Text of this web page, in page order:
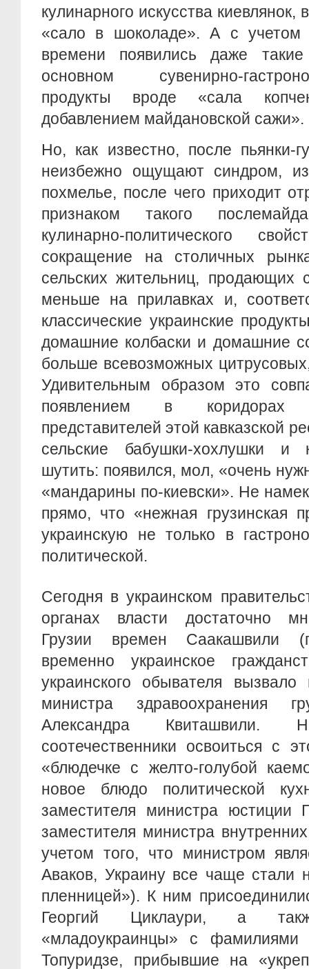
кулинарного искусства
«сало в шоколаде». А с учетом
времени появились даже
основном сувенирно-
продукты вроде «сала
добавлением майдановской сажи».
Но, как известно, после пьянки-
неизбежно ощущают синдром,
похмелье, после чего приходит
признаком такого
кулинарно-политического
сокращение на столичных
сельских жительниц, продающих
меньше на прилавках и,
классические украинские
домашние колбаски и домашние
больше всевозможных
Удивительным образом это
появлением в коридорах
представителей этой кавказской
сельские бабушки-хохлушки и
шутить: появился, мол, «очень
«мандарины по-киевски». Не
прямо, что «нежная грузинская
украинскую не только в
политической.
Сегодня в украинском
органах власти достаточно
Грузии времен Саакашвили
временно украинское
украинского обывателя
министра здравоохранения
Александра
соотечественники освоиться с
«блюдечке с желто-голубой
новое блюдо политической
заместителя министра юстиции
заместителя министра
учетом того, что министром
Аваков, Украину все чаще стали
пленницей»). К ним
Георгий Циклаури, а
«младоукраинцы» с фамилиями
Топуридзе, прибывшие на